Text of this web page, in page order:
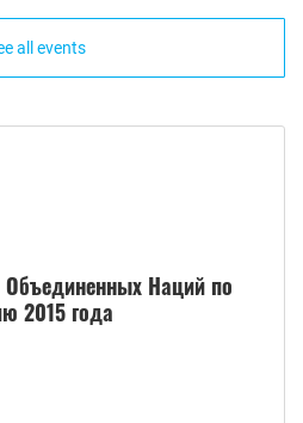
all events
Объединенных Наций по
2015 года